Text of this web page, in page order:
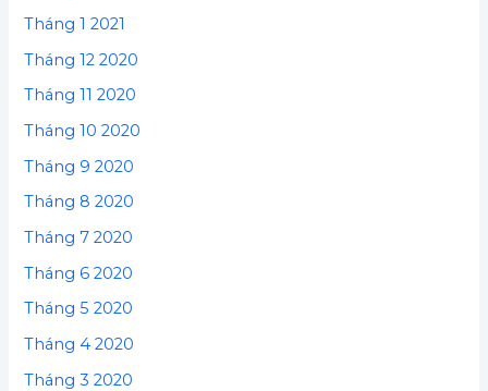
Tháng 1 2021
Tháng 12 2020
Tháng 11 2020
Tháng 10 2020
Tháng 9 2020
Tháng 8 2020
Tháng 7 2020
Tháng 6 2020
Tháng 5 2020
Tháng 4 2020
Tháng 3 2020